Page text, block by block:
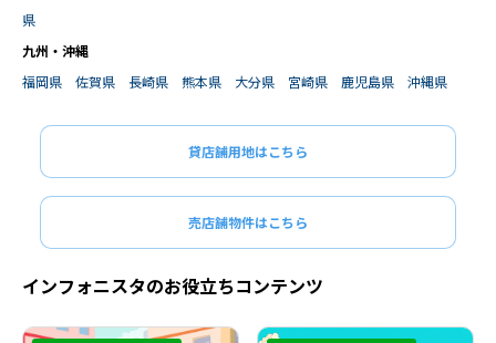
県
九州・沖縄
福岡県
佐賀県 長崎県 熊本県 大分県 宮崎県 鹿児島県 沖縄県
貸店舗用地はこちら
売店舗物件はこちら
インフォニスタのお役立ちコンテンツ